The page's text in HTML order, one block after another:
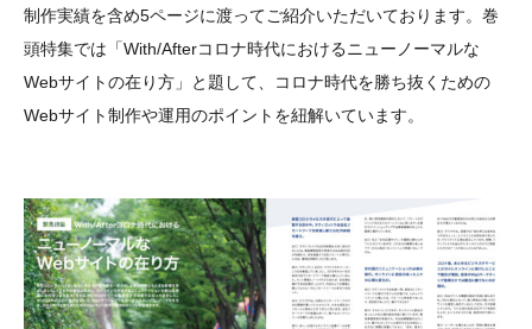
制作実績を含め5ページに渡ってご紹介いただいております。巻
頭特集では「With/Afterコロナ時代におけるニューノーマルな
Webサイトの在り方」と題して、コロナ時代を勝ち抜くための
Webサイト制作や運用のポイントを紐解いています。